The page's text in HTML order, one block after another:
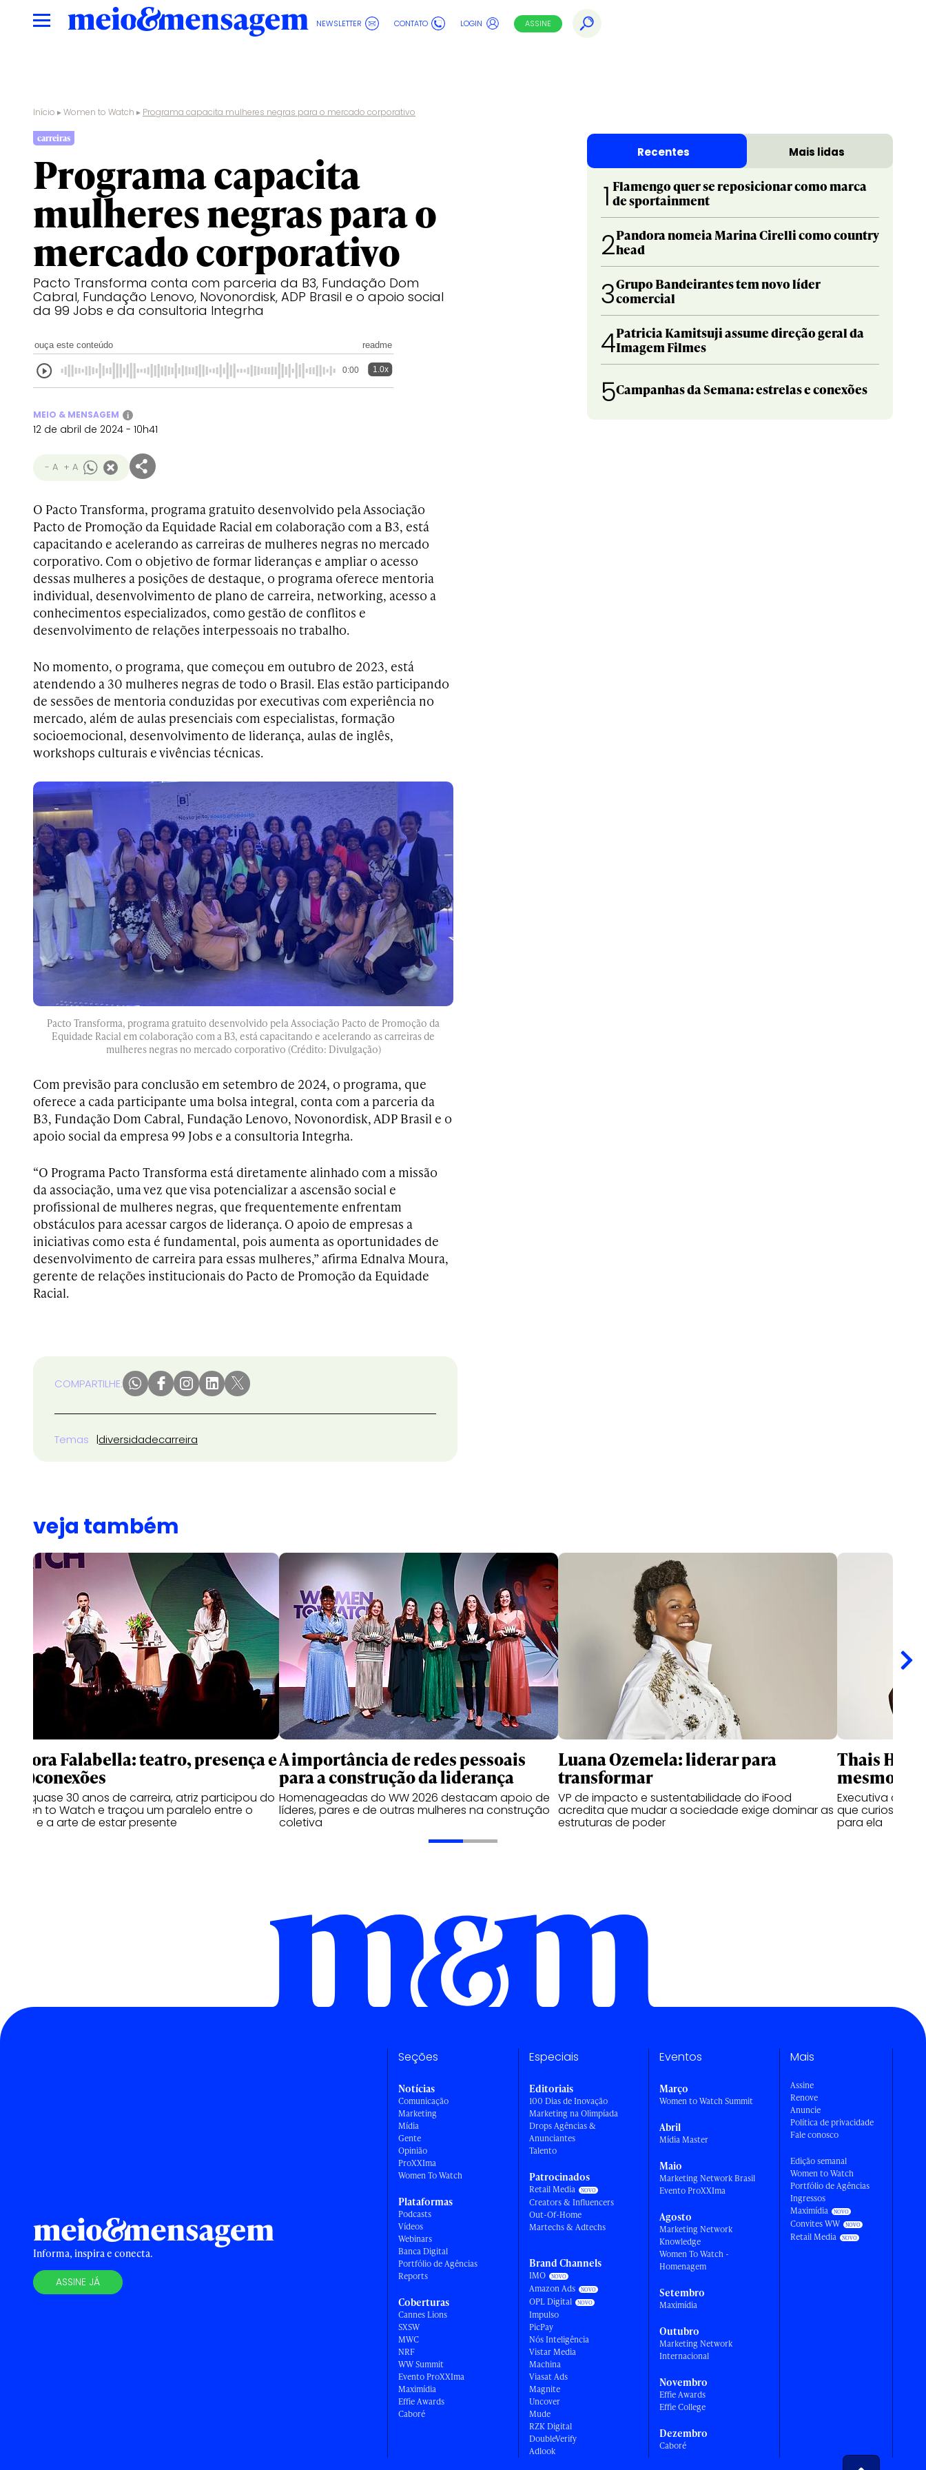
NEWSLETTER CONTATO LOGIN ASSINE
Início ▸Women to Watch ▸ Programa capacita mulheres negras para o mercado corporativo
carreiras
Programa capacita
mulheres negras para o
mercado corporativo
Pacto Transforma conta com parceria da B3, Fundação Dom
Cabral, Fundação Lenovo, Novonordisk, ADP Brasil e o apoio social
da 99 Jobs e da consultoria Integrha
ouça este conteúdo readme
0:00 1.0x
MEIO & MENSAGEM i
12 de abril de 2024 - 10h41
- A + A
O Pacto Transforma, programa gratuito desenvolvido pela Associação
Pacto de Promoção da Equidade Racial em colaboração com a B3, está
capacitando e acelerando as carreiras de mulheres negras no mercado
corporativo. Com o objetivo de formar lideranças e ampliar o acesso
dessas mulheres a posições de destaque, o programa oferece mentoria
individual, desenvolvimento de plano de carreira, networking, acesso a
conhecimentos especializados, como gestão de conflitos e
desenvolvimento de relações interpessoais no trabalho.
No momento, o programa, que começou em outubro de 2023, está
atendendo a 30 mulheres negras de todo o Brasil. Elas estão participando
de sessões de mentoria conduzidas por executivas com experiência no
mercado, além de aulas presenciais com especialistas, formação
socioemocional, desenvolvimento de liderança, aulas de inglês,
workshops culturais e vivências técnicas.
Pacto Transforma, programa gratuito desenvolvido pela Associação Pacto de Promoção da
Equidade Racial em colaboração com a B3, está capacitando e acelerando as carreiras de
mulheres negras no mercado corporativo (Crédito: Divulgação)
Com previsão para conclusão em setembro de 2024, o programa, que
oferece a cada participante uma bolsa integral, conta com a parceria da
B3, Fundação Dom Cabral, Fundação Lenovo, Novonordisk, ADP Brasil e o
apoio social da empresa 99 Jobs e a consultoria Integrha.
“O Programa Pacto Transforma está diretamente alinhado com a missão
da associação, uma vez que visa potencializar a ascensão social e
profissional de mulheres negras, que frequentemente enfrentam
obstáculos para acessar cargos de liderança. O apoio de empresas a
iniciativas como esta é fundamental, pois aumenta as oportunidades de
desenvolvimento de carreira para essas mulheres,” afirma Ednalva Moura,
gerente de relações institucionais do Pacto de Promoção da Equidade
Racial.
COMPARTILHE:
Temas diversidadecarreira
Recentes Mais lidas
1 Flamengo quer se reposicionar como marca
de sportainment
2Pandora nomeia Marina Cirelli como country
head
3Grupo Bandeirantes tem novo líder
comercial
4Patricia Kamitsuji assume direção geral da
Imagem Filmes
5Campanhas da Semana: estrelas e conexões
veja também
Débora Falabella: teatro, presença e
(des)conexões
Com quase 30 anos de carreira, atriz participou do
Women to Watch e traçou um paralelo entre o
teatro e a arte de estar presente
A importância de redes pessoais
para a construção da liderança
Homenageadas do WW 2026 destacam apoio de
líderes, pares e de outras mulheres na construção
coletiva
Luana Ozemela: liderar para
transformar
VP de impacto e sustentabilidade do iFood
acredita que mudar a sociedade exige dominar as
estruturas de poder
Thais
mesmo
Executiva da
que
para ela
Informa, inspira e conecta.
ASSINE JÁ
Seções
Notícias
Comunicação
Marketing
Mídia
Gente
Opinião
ProXXIma
Women To Watch
Plataformas
Podcasts
Vídeos
Webinars
Banca Digital
Portfólio de Agências
Reports
Coberturas
Cannes Lions
SXSW
MWC
NRF
WW Summit
Evento ProXXIma
Maximídia
Effie Awards
Caboré
Especiais
Editoriais
100 Dias de Inovação
Marketing na Olimpíada
Drops Agências &
Anunciantes
Talento
Patrocinados
Retail Media
Creators & Influencers
Out-Of-Home
Martechs & Adtechs
Brand Channels
IMO
Amazon Ads
OPL Digital
Impulso
PicPay
Nós Inteligência
Vistar Media
Machina
Viasat Ads
Magnite
Uncover
Mude
RZK Digital
DoubleVerify
Adlook
Eventos
Março
Women to Watch Summit
Abril
Mídia Master
Maio
Marketing Network Brasil
Evento ProXXIma
Agosto
Marketing Network
Knowledge
Women To Watch -
Homenagem
Setembro
Maximídia
Outubro
Marketing Network
Internacional
Novembro
Effie Awards
Effie College
Dezembro
Caboré
Mais
Assine
Renove
Anuncie
Política de privacidade
Fale conosco
Edição semanal
Women to Watch
Portfólio de Agências
Ingressos
Maximídia
Convites WW
Retail Media